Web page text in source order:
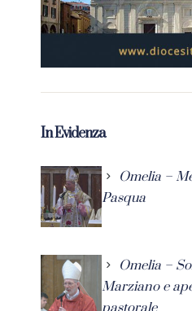
In Evidenza
Omelia –
Pasqua
Omelia –
Marziano e
pastorale